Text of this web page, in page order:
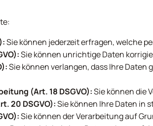
Sie können jederzeit erfragen, welche
Sie können unrichtige Daten
Sie können verlangen, dass Ihre
(Art. 18 DSGVO):Sie können die
20 DSGVO):Sie können Ihre Daten in
Sie können der Verarbeitung auf